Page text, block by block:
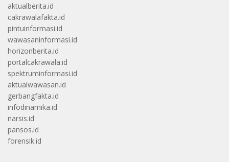
aktualberita.id
cakrawalafakta.id
pintuinformasi.id
wawasaninformasi.id
horizonberita.id
portalcakrawala.id
spektruminformasi.id
aktualwawasan.id
gerbangfakta.id
infodinamika.id
narsis.id
pansos.id
forensik.id